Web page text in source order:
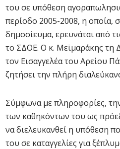
του σε υπόθεση
περίοδο 2005-2008, η οποία,
δημοσίευμα, ερευνάται από
το ΣΔΟΕ. Ο κ. Μεϊμαράκης τη
τον Εισαγγελέα του Αρείου
ζητήσει την πλήρη
Σύμφωνα με πληροφορίες,
των καθηκόντων του ως
να διελευκανθεί η υπόθεση
του σε καταγγελίες για